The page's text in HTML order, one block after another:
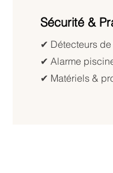
Sécurité &
✔︎ Détecteurs de
✔︎ Alarme
✔︎ Matériels &